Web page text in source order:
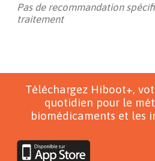
Pas de recommandation
traitement
Téléchargez Hiboot+,
quotidien pour le
biomédicaments et les